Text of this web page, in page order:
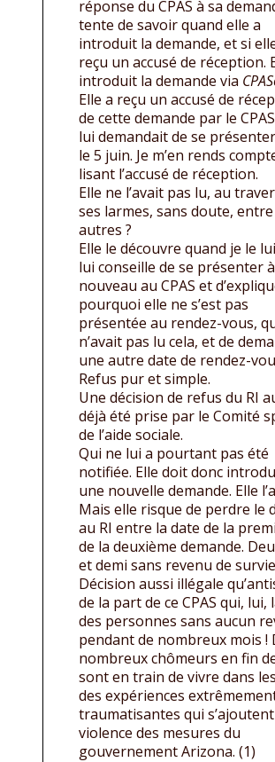
réponse du CPAS à sa
tente de savoir quand elle a
introduit la demande, et si
reçu un accusé de réception.
introduit la demande via
Elle a reçu un accusé de
de cette demande par le
lui demandait de se
le 5 juin. Je m’en rends
lisant l’accusé de réception.
Elle ne l’avait pas lu, au
ses larmes, sans doute, entre
autres ?
Elle le découvre quand je le
lui conseille de se présenter à
nouveau au CPAS et
pourquoi elle ne s’est pas
présentée au rendez-vous,
n’avait pas lu cela, et de
une autre date de rendez-
Refus pur et simple.
Une décision de refus du RI
déjà été prise par le Comité
de l’aide sociale.
Qui ne lui a pourtant pas été
notifiée. Elle doit donc
une nouvelle demande. Elle
Mais elle risque de perdre le
au RI entre la date de la
de la deuxième demande.
et demi sans revenu de
Décision aussi illégale
de la part de ce CPAS qui, lui,
des personnes sans aucun
pendant de nombreux mois !
nombreux chômeurs en fin
sont en train de vivre dans les
des expériences
traumatisantes qui
violence des mesures du
gouvernement Arizona. (1)